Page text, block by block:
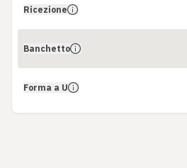
Ricezione
Banchetto
Forma a U